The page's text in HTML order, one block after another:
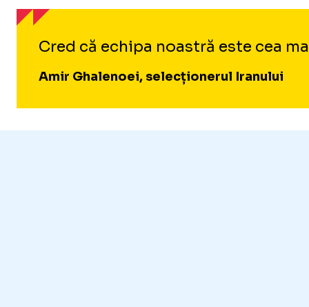
Cred că echipa noastră este cea
Amir Ghalenoei, selecționerul Iranului